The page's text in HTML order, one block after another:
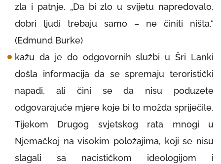
zla i patnje. „Da bi zlo u svijetu napredovalo,
dobri ljudi trebaju samo – ne činiti ništa.“
(Edmund Burke)
kažu da je do odgovornih službi u Šri Lanki
došla informacija da se spremaju teroristički
napadi, ali čini se da nisu poduzete
odgovarajuće mjere koje bi to možda spriječile.
Tijekom Drugog svjetskog rata mnogi u
Njemačkoj na visokim položajima, koji se nisu
slagali sa nacističkom ideologijom i